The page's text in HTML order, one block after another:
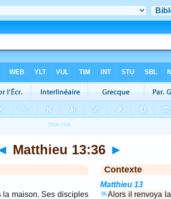
Matthieu 13:36 ►
la maison. Ses disciples
Contexte
Matthieu 13
36Alors il renvoya